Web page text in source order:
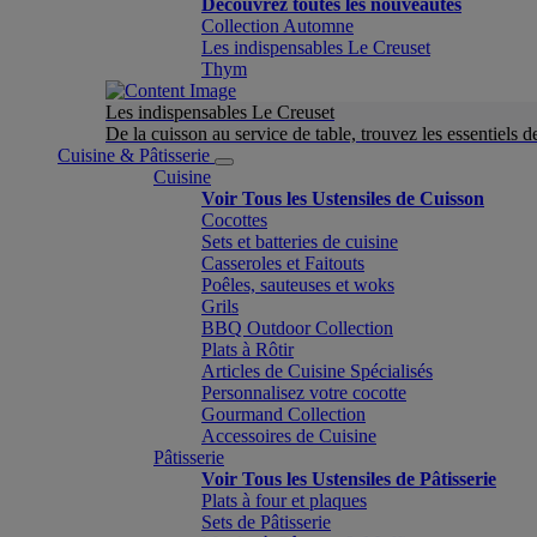
Découvrez toutes les nouveautés
Collection Automne
Les indispensables Le Creuset
Thym
Les indispensables Le Creuset
De la cuisson au service de table, trouvez les essentiels
Cuisine & Pâtisserie
Cuisine
Voir Tous les Ustensiles de Cuisson
Cocottes
Sets et batteries de cuisine
Casseroles et Faitouts
Poêles, sauteuses et woks
Grils
BBQ Outdoor Collection
Plats à Rôtir
Articles de Cuisine Spécialisés
Personnalisez votre cocotte
Gourmand Collection
Accessoires de Cuisine
Pâtisserie
Voir Tous les Ustensiles de Pâtisserie
Plats à four et plaques
Sets de Pâtisserie